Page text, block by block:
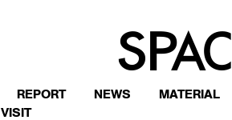
REPORT NEWS MATERIAL
VISIT